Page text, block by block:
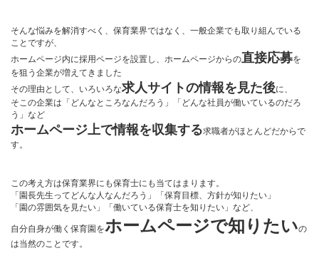
そんな悩みを解消すべく、保育業界ではなく、一般企業でも取り組んでいる
ことですが、
ホームページ内に採用ページを設置し、ホームページからの直接応募を
を狙う企業が増えてきました
その理由として、いろいろな求人サイトの情報を見た後に、
そこの企業は「どんなところなんだろう」「どんな社員が働いているのだろ
う」など
ホームページ上で情報を収集する求職者がほとんどだからで
す。
この考え方は保育業界にも保育士にも当てはまります。
「園長先生ってどんな人なんだろう」「保育目標、方針が知りたい」
「園の雰囲気を見たい」「働いている保育士を知りたい」など、
自分自身が働く保育園をホームページで知りたいの
は当然のことです。